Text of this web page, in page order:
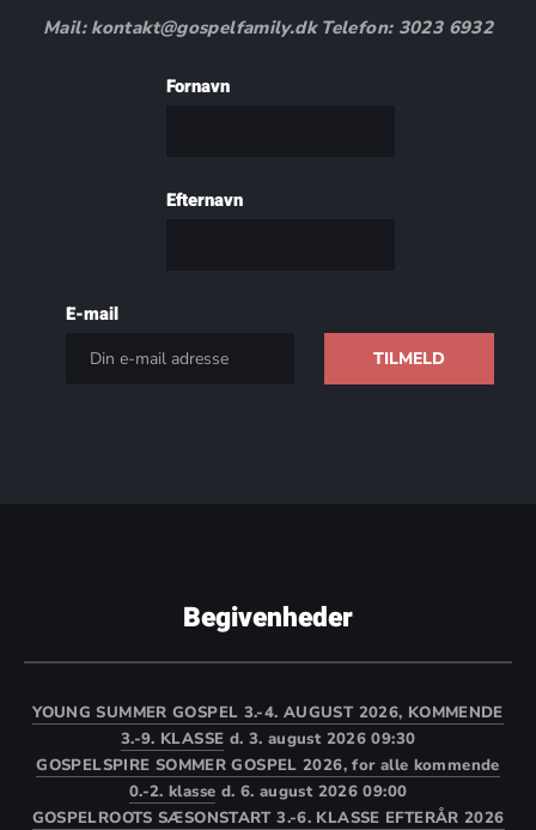
Mail: kontakt@gospelfamily.dk Telefon: 3023 6932
Fornavn
Efternavn
E-mail
Begivenheder
YOUNG SUMMER GOSPEL 3.-4. AUGUST 2026, KOMMENDE
3.-9. KLASSE d. 3. august 2026 09:30
GOSPELSPIRE SOMMER GOSPEL 2026, for alle kommende
0.-2. klasse d. 6. august 2026 09:00
GOSPELROOTS SÆSONSTART 3.-6. KLASSE EFTERÅR 2026